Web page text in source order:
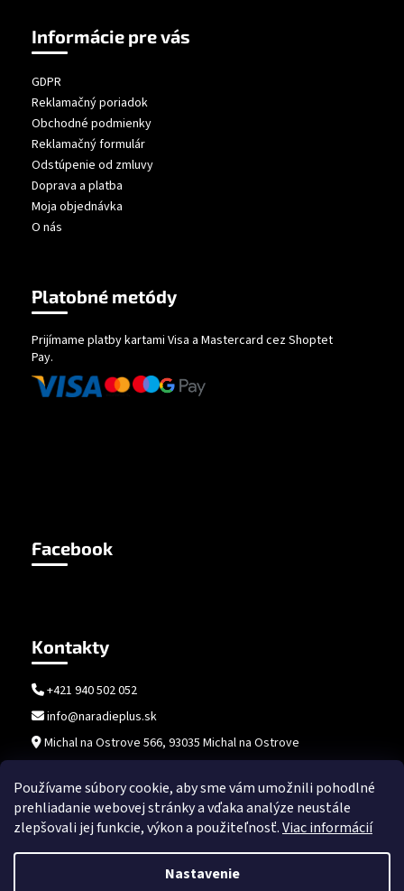
Používame súbory cookie, aby sme vám umožnili pohodlné
prehliadanie webovej stránky a vďaka analýze neustále
zlepšovali jej funkcie, výkon a použiteľnosť.Viac informácií
Nastavenie
Informácie pre vás
GDPR
Reklamačný poriadok
Obchodné podmienky
Reklamačný formulár
Odstúpenie od zmluvy
Doprava a platba
Moja objednávka
O nás
Platobné metódy
Prijímame platby kartami Visa a Mastercard cez Shoptet
Pay.
Facebook
Kontakty
+421 940 502 052
info@naradieplus.sk
Michal na Ostrove 566, 93035 Michal na Ostrove